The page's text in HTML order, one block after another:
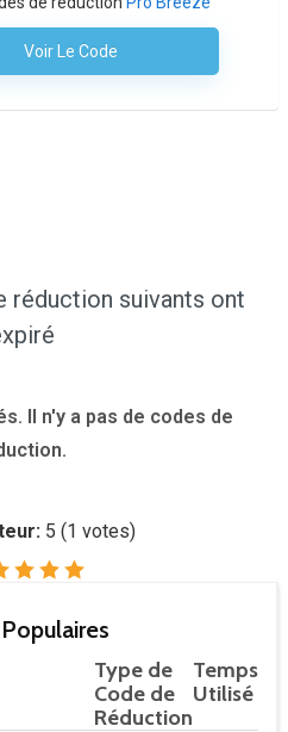
Voir Le Code
Aucun Code N'est Nécessaire
réduction suivants ont
Il n'y a pas de codes de
5 (1 votes)
Type de
Code de
Réduction
Temps
Utilisé